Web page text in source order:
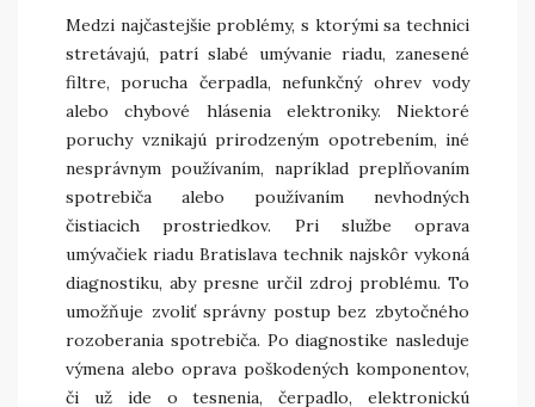
Medzi najčastejšie problémy, s ktorými sa technici
stretávajú, patrí slabé umývanie riadu, zanesené
filtre, porucha čerpadla, nefunkčný ohrev vody
alebo chybové hlásenia elektroniky. Niektoré
poruchy vznikajú prirodzeným opotrebením, iné
nesprávnym používaním, napríklad preplňovaním
spotrebiča alebo používaním nevhodných
čistiacich prostriedkov. Pri službe oprava
umývačiek riadu Bratislava technik najskôr vykoná
diagnostiku, aby presne určil zdroj problému. To
umožňuje zvoliť správny postup bez zbytočného
rozoberania spotrebiča. Po diagnostike nasleduje
výmena alebo oprava poškodených komponentov,
či už ide o tesnenia, čerpadlo, elektronickú